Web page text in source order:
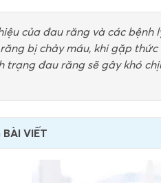
của đau răng và các
bị chảy máu, khi gặp
trạng đau răng sẽ gây khó
BÀI VIẾT